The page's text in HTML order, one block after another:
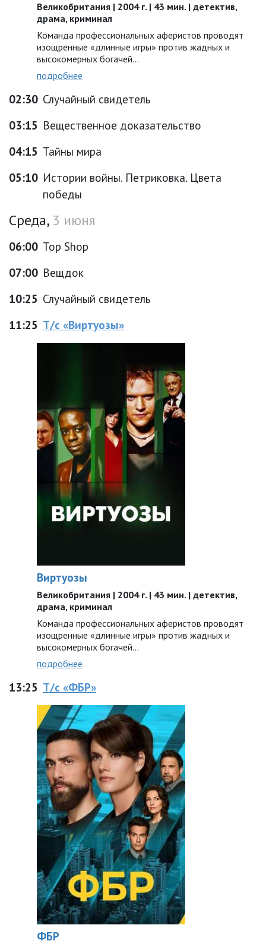
Великобритания | 2004 г. | 43 мин. | детектив,
драма, криминал
Команда профессиональных аферистов проводят
изощренные «длинные игры» против жадных и
высокомерных богачей…
подробнее
02:30 Случайный свидетель
03:15 Вещественное доказательство
04:15 Тайны мира
05:10 Истории войны. Петриковка. Цвета
победы
Среда, 3 июня
06:00 Top Shop
07:00 Вещдок
10:25 Случайный свидетель
11:25 Т/с «Виртуозы»
Виртуозы
Великобритания | 2004 г. | 43 мин. | детектив,
драма, криминал
Команда профессиональных аферистов проводят
изощренные «длинные игры» против жадных и
высокомерных богачей…
подробнее
13:25 Т/с «ФБР»
ФБР